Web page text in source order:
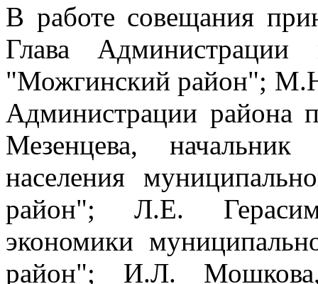
В работе совещания
Глава Администрации
"Можгинский район";
Администрации района
Мезенцева,
населения
район"; Л.Е.
экономики
район"; И.Л.